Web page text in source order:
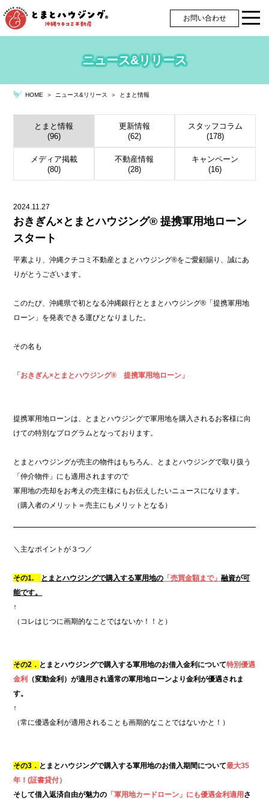
お問い合わせ
ニュース&リリース
HOME ＞ ニュース&リリース ＞ とまと情報
とまと情報
(96)
更新情報
(62)
スタッフコラム
(178)
メディア掲載
(80)
不動産情報
(28)
キャンペーン
(16)
2024.11.27
おきぎん×とまとハウジング® 提携軍用地ローン
スタート
平素より、沖縄クチコミ不動産とまとハウジング®をご愛顧賜り、誠にあ
りがとうございます。
このたび、沖縄県で初となる沖縄銀行ととまとハウジング®「提携軍用地
ローン」を発表できる運びとなりました。
その名も
「おきぎん×とまとハウジング® 提携軍用地ローン」
提携軍用地ローンは、とまとハウジングで軍用地を購入されるお客様に向
けての特別なプログラムとなっております。
とまとハウジングが売主の物件はもちろん、とまとハウジングで取り扱う
「仲介物件」にも適用されますので
軍用地の売却をお考えの売主様にもお伝えしたいニュースになります。
（購入者のメリット＝売主にもメリットとなる）
＼主なポイントが３つ／
その1. とまとハウジングで購入する軍用地の 「売買金額まで」融資が可
能です。
↑
（コレはじつに画期的なことではないか！！と）
その2． とまとハウジングで購入する軍用地のお借入金利について特別優遇
金利
（変動金利）が適用され通常の軍用地ローンより金利が優遇されま
す。
↑
（常に優遇金利が適用されることも画期的なことではないかと！）
その3． とまとハウジングで購入する軍用地のお借入期間について最大35
年！(証書貸付）
そして借入返済自由が魅力の 「軍用地カードローン」にも優遇金利適用 さ